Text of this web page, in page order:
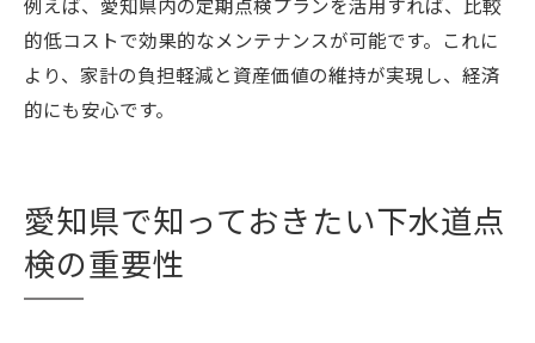
的低コストで効果的なメンテナンスが可能です。これに
より、家計の負担軽減と資産価値の維持が実現し、経済
的にも安心です。
愛知県で知っておきたい下水道点
検の重要性